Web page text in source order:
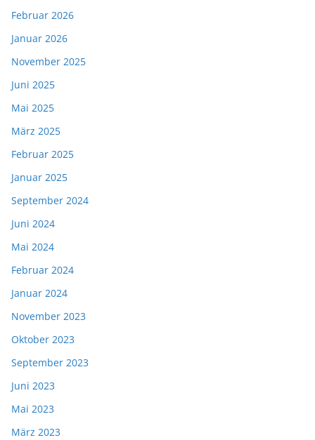
Februar 2026
Januar 2026
November 2025
Juni 2025
Mai 2025
März 2025
Februar 2025
Januar 2025
September 2024
Juni 2024
Mai 2024
Februar 2024
Januar 2024
November 2023
Oktober 2023
September 2023
Juni 2023
Mai 2023
März 2023